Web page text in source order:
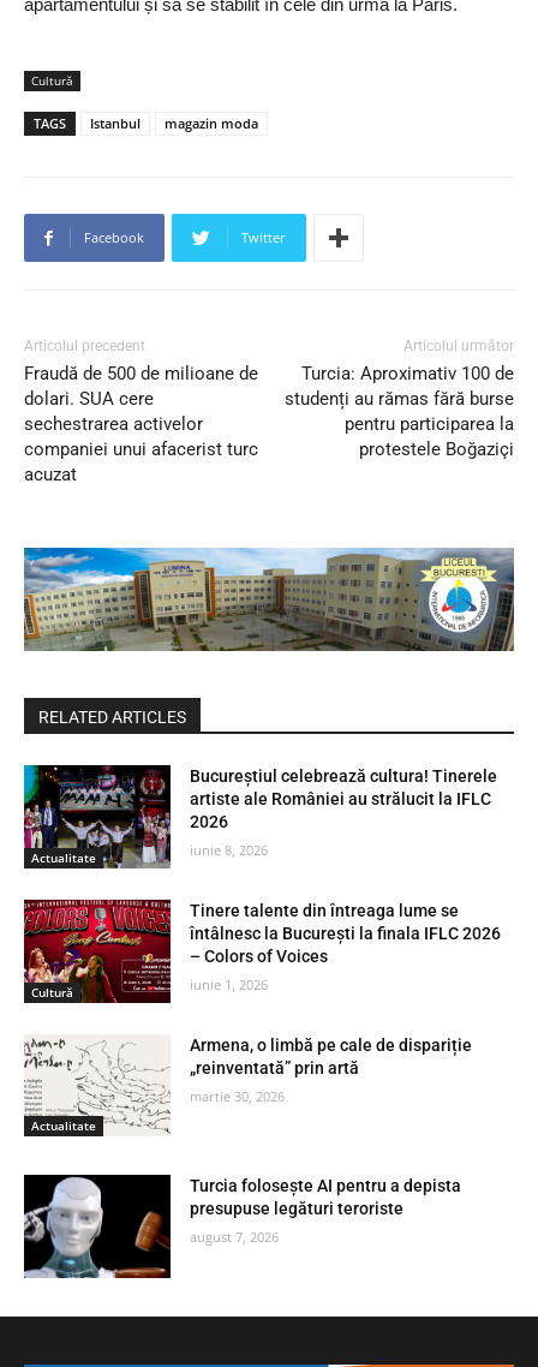
apartamentului și să se stabilit în cele din urmă la Paris.
Cultură
TAGS Istanbul magazin moda
Facebook Twitter
Articolul precedent
Fraudă de 500 de milioane de
dolari. SUA cere
sechestrarea activelor
companiei unui afacerist turc
acuzat
Articolul următor
Turcia: Aproximativ 100 de
studenți au rămas fără burse
pentru participarea la
protestele Boğaziçi
RELATED ARTICLES
Actualitate
Bucureștiul celebrează cultura! Tinerele
artiste ale României au strălucit la IFLC
2026
iunie 8, 2026
Cultură
Tinere talente din întreaga lume se
întâlnesc la București la finala IFLC 2026
– Colors of Voices
iunie 1, 2026
Actualitate
Armena, o limbă pe cale de dispariție
„reinventată” prin artă
martie 30, 2026
Turcia folosește AI pentru a depista
presupuse legături teroriste
august 7, 2026